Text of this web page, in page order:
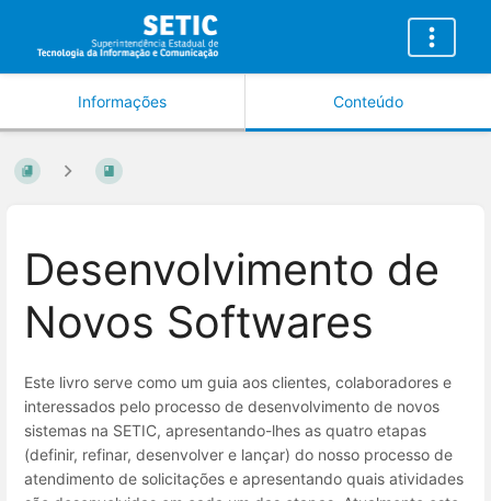
Informações Conteúdo
Desenvolvimento de
Novos Softwares
Este livro serve como um guia aos clientes, colaboradores e
interessados pelo processo de desenvolvimento de novos
sistemas na SETIC, apresentando-lhes as quatro etapas
(definir, refinar, desenvolver e lançar) do nosso processo de
atendimento de solicitações e apresentando quais atividades